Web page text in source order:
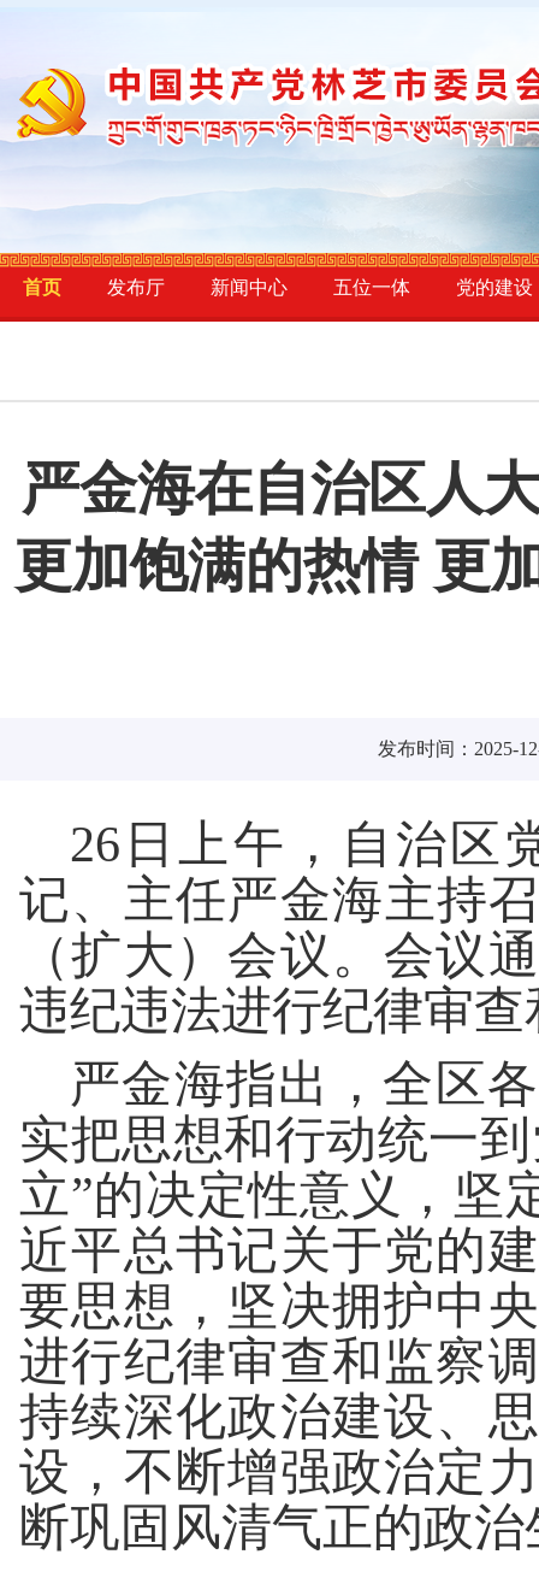
首页 发布厅 新闻中心 五位一体 党的建设
严金海在自治区人
更加饱满的热情 更
发布时间：2025-
26日上午，自治区
记、主任严金海主持
（扩大）会议。会议
违纪违法进行纪律审
严金海指出，全区
实把思想和行动统一
立”的决定性意义，坚
近平总书记关于党的
要思想，坚决拥护中
进行纪律审查和监察
持续深化政治建设、
设，不断增强政治定
断巩固风清气正的政治